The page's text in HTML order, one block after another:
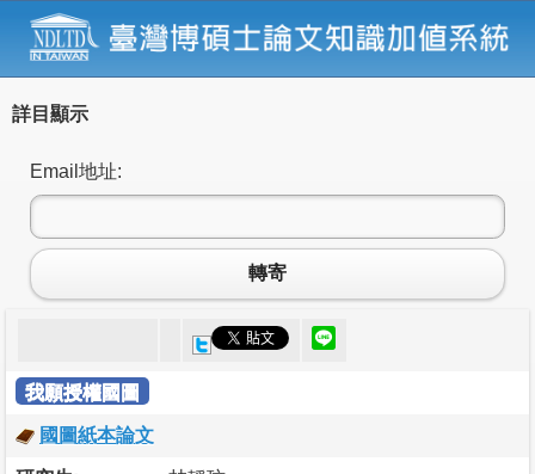
詳目顯示
Email地址:
轉寄
我願授權國圖
國圖紙本論文